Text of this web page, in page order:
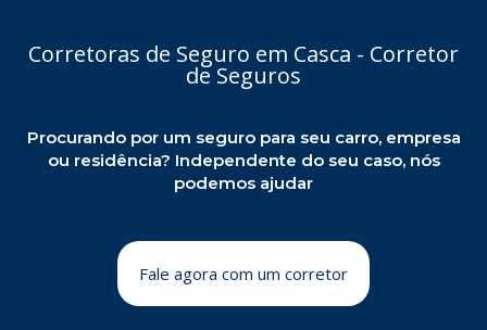
Corretoras de Seguro em Casca - Corretor
de Seguros
Procurando por um seguro para seu carro, empresa
ou residência? Independente do seu caso, nós
podemos ajudar
Fale agora com um corretor